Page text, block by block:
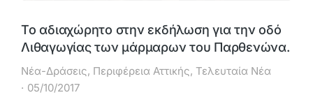
Το αδιαχώρητο στην εκδήλωση για την οδό
Λιθαγωγίας των μάρμαρων του Παρθενώνα.
Νέα-Δράσεις, Περιφέρεια Αττικής, Τελευταία Νέα
05/10/2017